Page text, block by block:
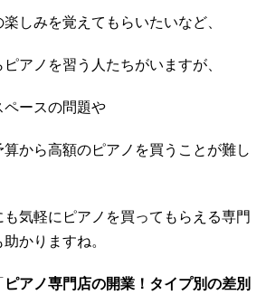
しみを覚えてもらいたいなど、
アノを習う人たちがいますが、
ペースの問題や
算から高額のピアノを買うことが難し
気軽にピアノを買ってもらえる専門
かりますね。
ピアノ専門店の開業！タイプ別の差別